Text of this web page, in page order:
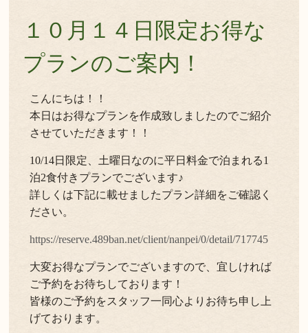
１０月１４日限定お得な
プランのご案内！
こんにちは！！
本日はお得なプランを作成致しましたのでご紹介
させていただきます！！
10/14日限定、土曜日なのに平日料金で泊まれる1
泊2食付きプランでございます♪
詳しくは下記に載せましたプラン詳細をご確認く
ださい。
https://reserve.489ban.net/client/nanpei/0/detail/717745
大変お得なプランでございますので、宜しければ
ご予約をお待ちしております！
皆様のご予約をスタッフ一同心よりお待ち申し上
げております。